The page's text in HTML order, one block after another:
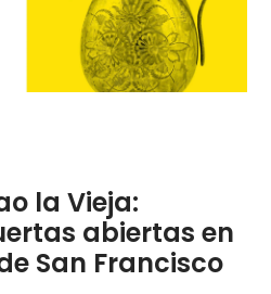
la Vieja:
abiertas en
San Francisco